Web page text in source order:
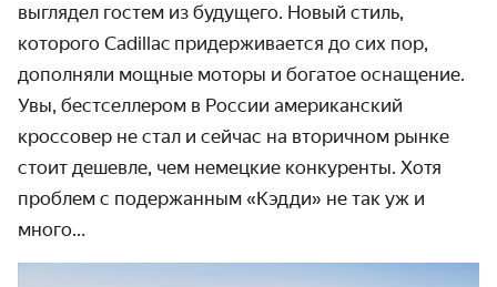
выглядел гостем из будущего. Новый стиль,
которого Cadillac придерживается до сих пор,
дополняли мощные моторы и богатое оснащение.
Увы, бестселлером в России американский
кроссовер не стал и сейчас на вторичном рынке
стоит дешевле, чем немецкие конкуренты. Хотя
проблем с подержанным «Кэдди» не так уж и
много…